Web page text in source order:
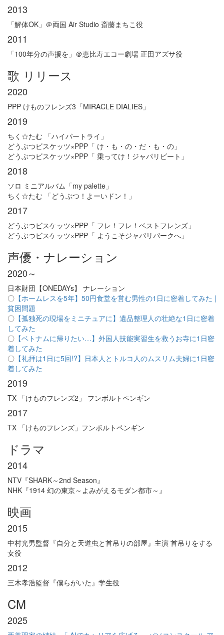
2013
「解体OK」＠両国 Air Studio 斎藤まちこ役
2011
「100年分の声援を」＠恵比寿エコー劇場 正田アズサ役
歌 リリース
2020
PPP けものフレンズ3「MIRACLE DIALIES」
2019
ちく☆たむ 「ハイパートライ」
どうぶつビスケッツ×PPP「 け・も・の・だ・も・の」
どうぶつビスケッツ×PPP「 乗ってけ！ジャパリビート」
2018
ソロ ミニアルバム「my palette」
ちく☆たむ 「どうぶつ！よーいドン！」
2017
どうぶつビスケッツ×PPP「 フレ！フレ！ベストフレンズ」
どうぶつビスケッツ×PPP「 ようこそジャパリパークへ」
声優・ナレーション
2020～
日本財団【ONEDAYs】 ナレーション
〇 【ホームレスを5年】50円食堂を営む男性の1日に密着してみた |
貧困問題
〇 【孤独死の現場をミニチュアに】遺品整理人の壮絶な1日に密着
してみた
〇 【ベトナムに帰りたい…】外国人技能実習生を救うお寺に1日密
着してみた
〇 【礼拝は1日に5回!?】日本人とトルコ人のムスリム夫婦に1日密
着してみた
2019
TX 「けものフレンズ2」 フンボルトペンギン
2017
TX 「けものフレンズ」フンボルトペンギン
ドラマ
2014
NTV『SHARK～2nd Season』
NHK『1914 幻の東京～よみがえるモダン都市～』
映画
2015
中村光男監督『自分と天道虫と首吊りの部屋』主演 首吊りをする
女役
2012
三木孝浩監督『僕らがいた』学生役
CM
2025